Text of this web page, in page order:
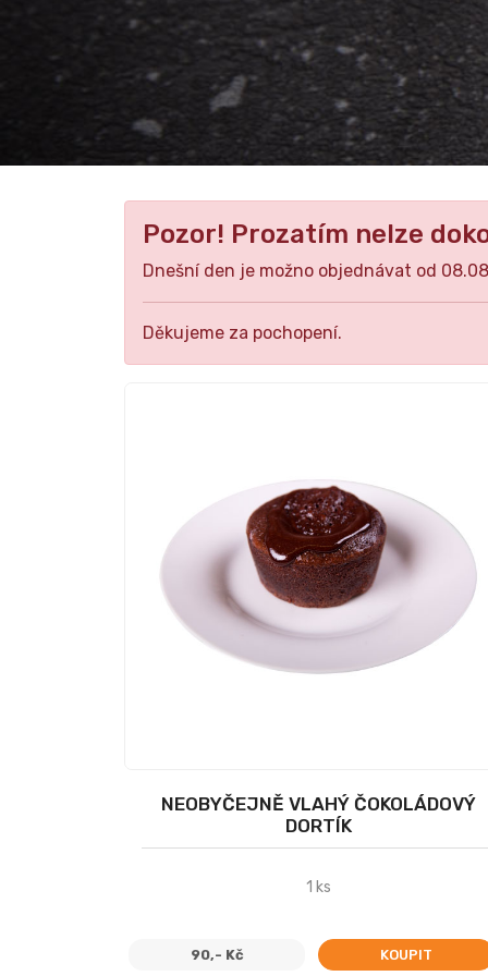
Pozor! Prozatím nelze
Dnešní den je možno objednávat od
Děkujeme za pochopení.
NEOBYČEJNĚ VLAHÝ ČOKOLÁDOVÝ
DORTÍK
1 ks
90,- Kč KOUPIT